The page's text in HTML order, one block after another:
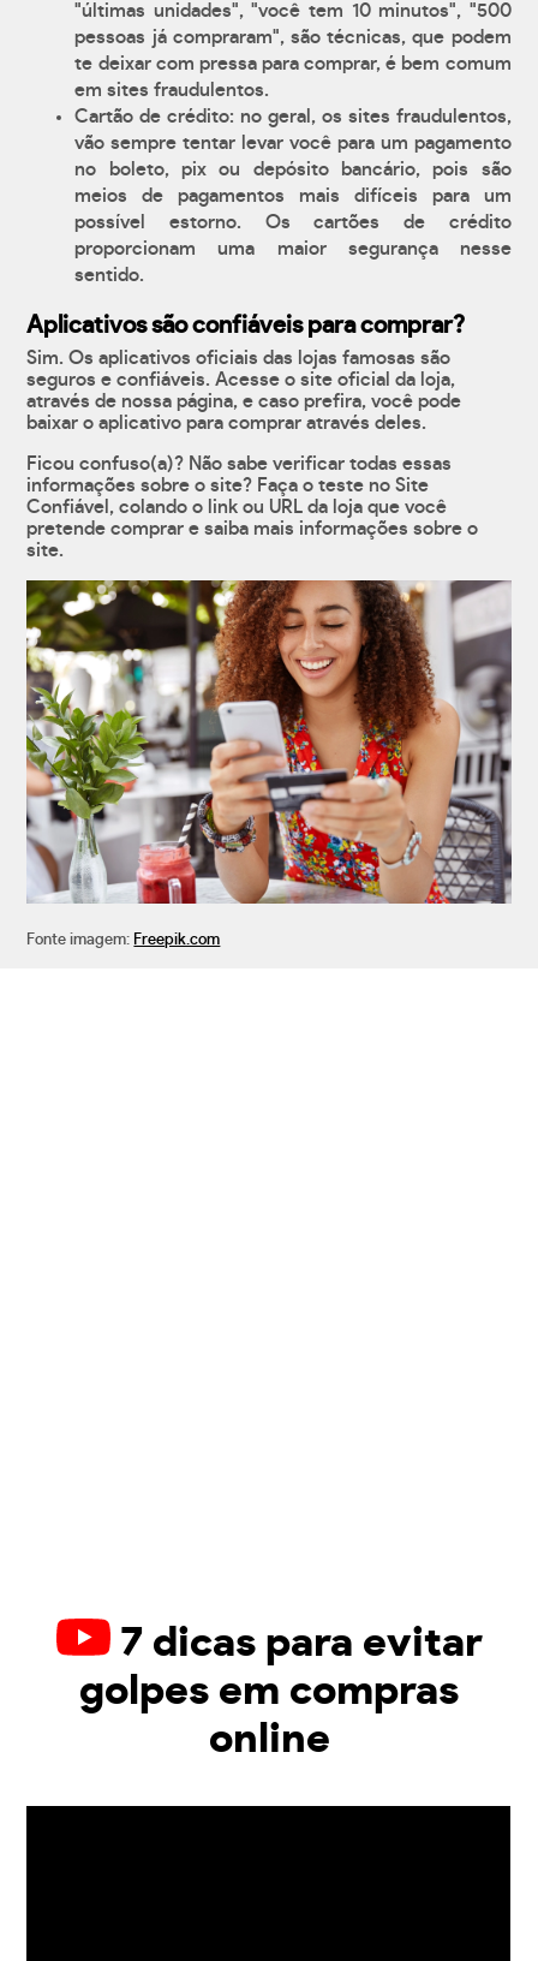
"últimas unidades", "você tem 10 minutos", "500
pessoas já compraram", são técnicas, que podem
te deixar com pressa para comprar, é bem comum
em sites fraudulentos.
Cartão de crédito: no geral, os sites fraudulentos,
vão sempre tentar levar você para um pagamento
no boleto, pix ou depósito bancário, pois são
meios de pagamentos mais difíceis para um
possível estorno. Os cartões de crédito
proporcionam uma maior segurança nesse
sentido.
Aplicativos são confiáveis para comprar?
Sim. Os aplicativos oficiais das lojas famosas são
seguros e confiáveis. Acesse o site oficial da loja,
através de nossa página, e caso prefira, você pode
baixar o aplicativo para comprar através deles.
Ficou confuso(a)? Não sabe verificar todas essas
informações sobre o site? Faça o teste no Site
Confiável, colando o link ou URL da loja que você
pretende comprar e saiba mais informações sobre o
site.
Fonte imagem: Freepik.com
7 dicas para evitar
golpes em compras
online